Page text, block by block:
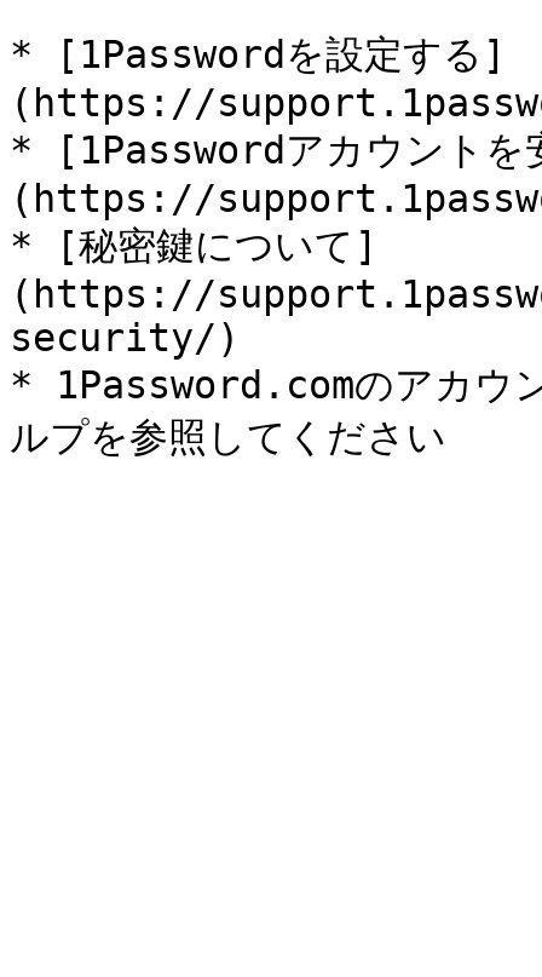
* [1Passwordを設定する]
(https://
* [1Passwordアカウントを
(https://
* [秘密鍵について]
(https://
security/)
* 1Password.comのアカウ